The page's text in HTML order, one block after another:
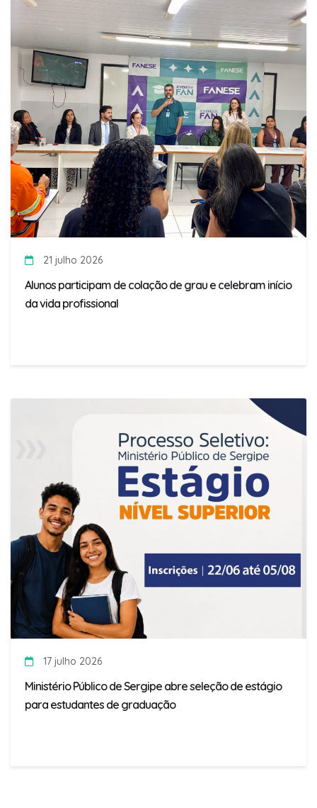
21 julho 2026
Alunos participam de colação de grau e celebram início
da vida profissional
17 julho 2026
Ministério Público de Sergipe abre seleção de estágio
para estudantes de graduação